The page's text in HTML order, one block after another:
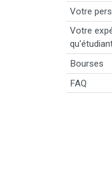
Votre
Votre
Bourses
FAQ